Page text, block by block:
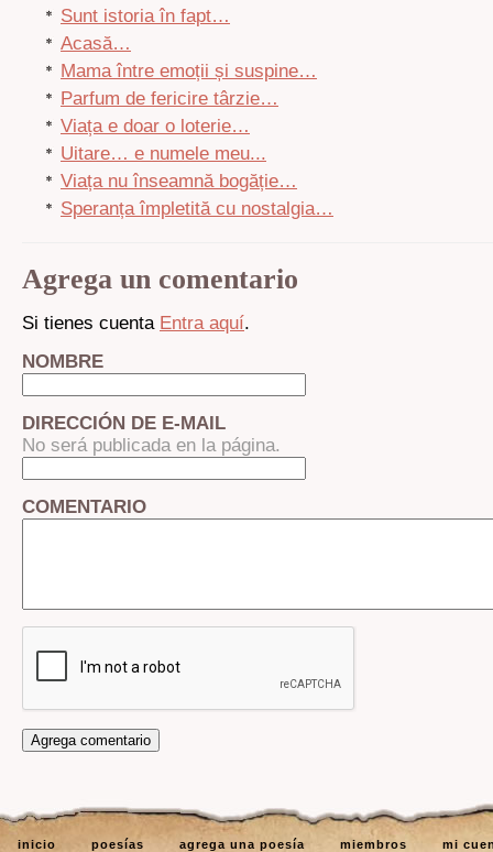
Sunt istoria în fapt…
Acasă…
Mama între emoții și suspine…
Parfum de fericire târzie…
Viața e doar o loterie…
Uitare… e numele meu...
Viața nu înseamnă bogăție…
Speranța împletită cu nostalgia…
Agrega un comentario
Si tienes cuenta Entra aquí.
NOMBRE
DIRECCIÓN DE E-MAIL
No será publicada en la página.
COMENTARIO
inicio poesías agrega una poesía miembros mi